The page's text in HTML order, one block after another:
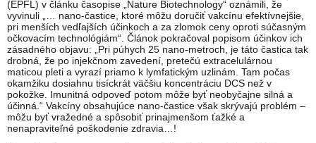
(EPFL) v článku časopise „Nature Biotechnology“ oznámili, že
vyvinuli „… nano-častice, ktoré môžu doručiť vakcínu efektívnejšie,
pri menších vedľajších účinkoch a za zlomok ceny oproti súčasným
očkovacím technológiám“. Článok pokračoval popisom účinkov ich
zásadného objavu: „Pri púhych 25 nano-metroch, je táto častica tak
drobná, že po injekčnom zavedení, pretečú extracelulárnou
maticou pleti a vyrazí priamo k lymfatickým uzlinám. Tam počas
okamžiku dosiahnu tisíckrát väčšiu koncentráciu DCS než v
pokožke. Imunitná odpoveď potom môže byť neobyčajne silná a
účinná.“ Vakcíny obsahujúce nano-častice však skrývajú problém –
môžu byť vražedné a spôsobiť prinajmenšom ťažké a
nenapraviteľné poškodenie zdravia…!